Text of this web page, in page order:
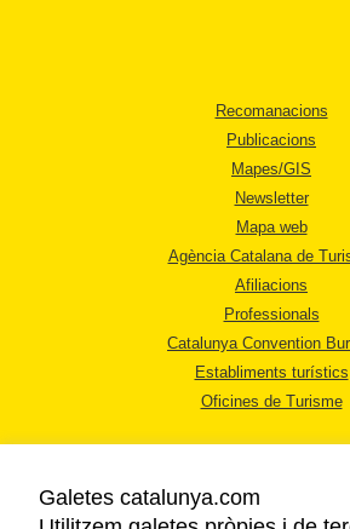
Recomanacions
Publicacions
Mapes/GIS
Newsletter
Mapa web
Agència Catalana de
Afiliacions
Professionals
Catalunya Convention
Establiments turístics
Oficines de Turisme
Galetes catalunya.com